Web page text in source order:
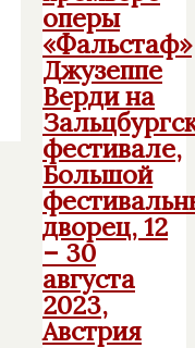
оперы
«Фальстаф»
Джузеппе
Верди на
фестивале,
Большой
дворец, 12
– 30
августа
2023,
Австрия